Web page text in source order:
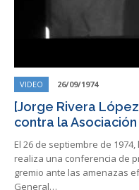
VIDEO 26/09/1974
[Jorge Rivera
contra la
El 26 de septiembre de
realiza una conferencia de
gremio ante las amenazas
General…